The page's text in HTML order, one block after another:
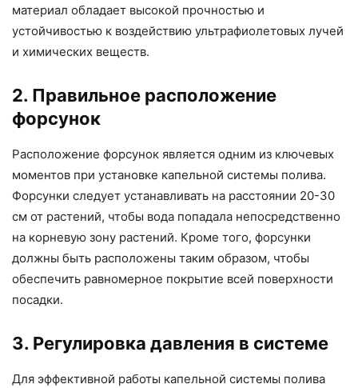
материал обладает высокой прочностью и
устойчивостью к воздействию ультрафиолетовых лучей
и химических веществ.
2. Правильное расположение
форсунок
Расположение форсунок является одним из ключевых
моментов при установке капельной системы полива.
Форсунки следует устанавливать на расстоянии 20-30
см от растений, чтобы вода попадала непосредственно
на корневую зону растений. Кроме того, форсунки
должны быть расположены таким образом, чтобы
обеспечить равномерное покрытие всей поверхности
посадки.
3. Регулировка давления в системе
Для эффективной работы капельной системы полива